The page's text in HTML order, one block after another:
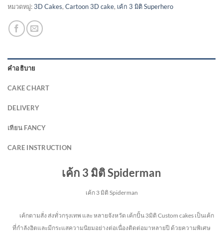
หมวดหมู่:3D Cakes, Cartoon 3D cake, เค้ก 3 มิติ Superhero
คำอธิบาย
CAKE CHART
DELIVERY
เทียน FANCY
CARE INSTRUCTION
เค้ก 3 มิติ Spiderman
เค้ก 3 มิติ Spiderman
เค้กตามสั่ง ส่งทั่วกรุงเทพ และ หลายจังหวัด เค้กปั้น 3มิติ Custom cakes เป็นเค้ก
ที่กำลังฮิตและมีกระแสความนิยมอย่างต่อเนื่องติดต่อมาหลายปี ด้วยความพิเศษ